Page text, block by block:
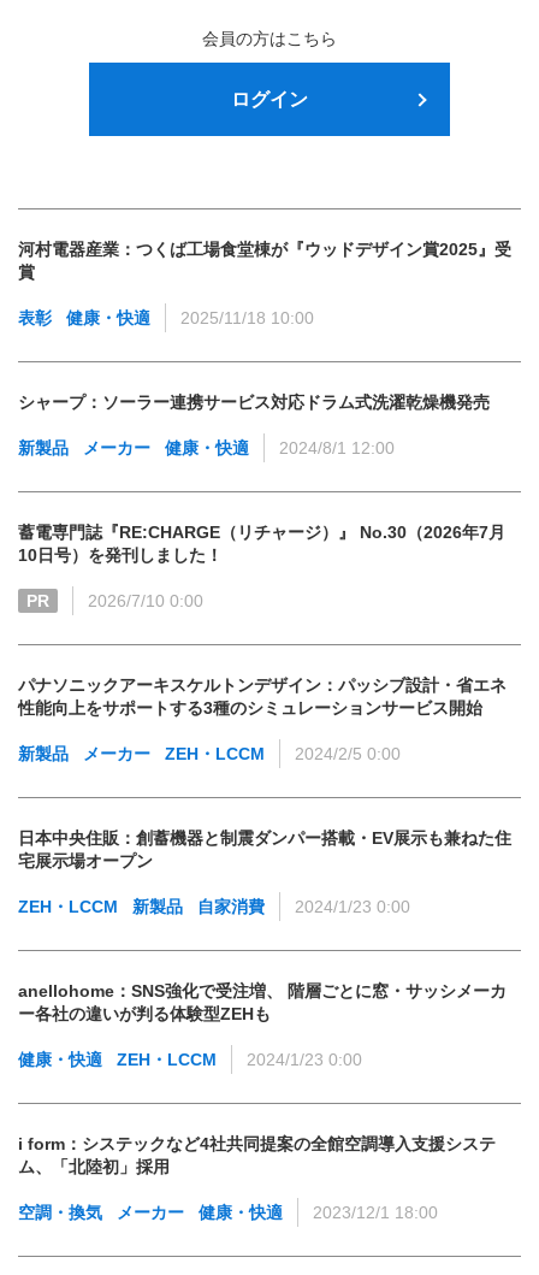
会員の方はこちら
ログイン
河村電器産業：つくば工場食堂棟が『ウッドデザイン賞2025』受
賞
表彰 健康・快適 2025/11/18 10:00
シャープ：ソーラー連携サービス対応ドラム式洗濯乾燥機発売
新製品 メーカー 健康・快適 2024/8/1 12:00
蓄電専門誌『RE:CHARGE（リチャージ）』 No.30（2026年7月
10日号）を発刊しました！
PR 2026/7/10 0:00
パナソニックアーキスケルトンデザイン：パッシブ設計・省エネ
性能向上をサポートする3種のシミュレーションサービス開始
新製品 メーカー ZEH・LCCM 2024/2/5 0:00
日本中央住販：創蓄機器と制震ダンパー搭載・EV展示も兼ねた住
宅展示場オープン
ZEH・LCCM 新製品 自家消費 2024/1/23 0:00
anellohome：SNS強化で受注増、 階層ごとに窓・サッシメーカ
ー各社の違いが判る体験型ZEHも
健康・快適 ZEH・LCCM 2024/1/23 0:00
i form：システックなど4社共同提案の全館空調導入支援システ
ム、「北陸初」採用
空調・換気 メーカー 健康・快適 2023/12/1 18:00